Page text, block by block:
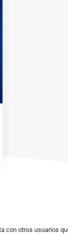
con otros usuarios